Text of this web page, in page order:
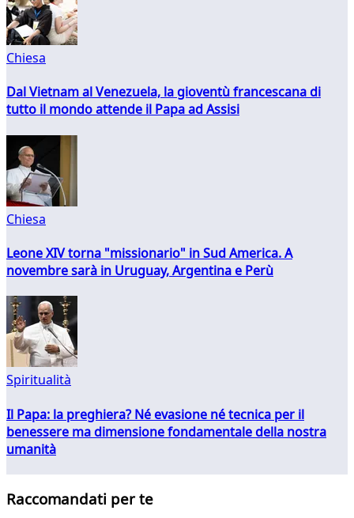
Chiesa
Dal Vietnam al Venezuela, la gioventù francescana di
tutto il mondo attende il Papa ad Assisi
Chiesa
Leone XIV torna "missionario" in Sud America. A
novembre sarà in Uruguay, Argentina e Perù
Spiritualità
Il Papa: la preghiera? Né evasione né tecnica per il
benessere ma dimensione fondamentale della nostra
umanità
Raccomandati per te